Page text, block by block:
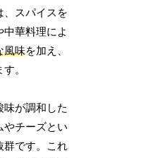
、スパイスを
華料理によ
風味を加え、
。
味が調和した
やチーズとい
群です。これ